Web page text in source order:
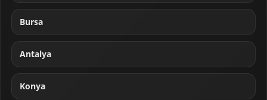
Bursa
Antalya
Konya